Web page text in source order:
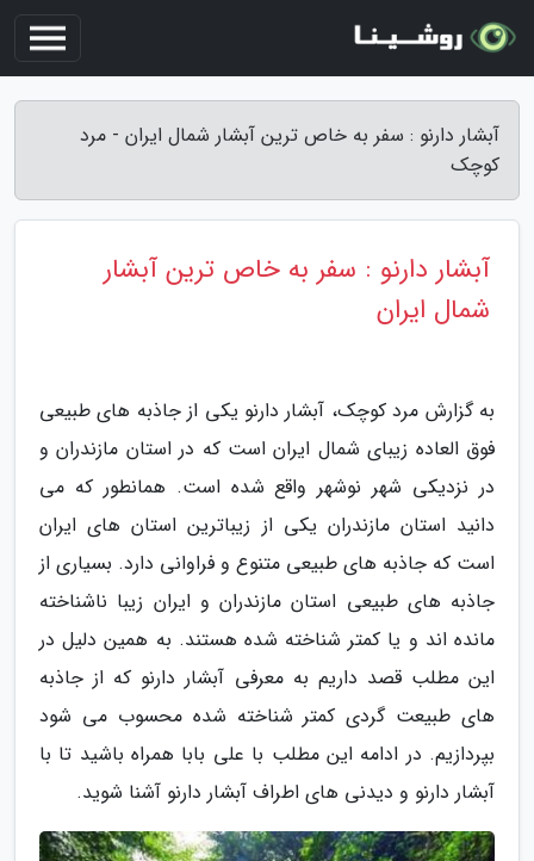
آبشار دارنو : سفر به خاص ترین آبشار شمال ایران - مرد
کوچک
آبشار دارنو : سفر به خاص ترین آبشار
شمال ایران
به گزارش مرد کوچک، آبشار دارنو یکی از جاذبه های طبیعی
فوق العاده زیبای شمال ایران است که در استان مازندران و
در نزدیکی شهر نوشهر واقع شده است. همانطور که می
دانید استان مازندران یکی از زیباترین استان های ایران
است که جاذبه های طبیعی متنوع و فراوانی دارد. بسیاری از
جاذبه های طبیعی استان مازندران و ایران زیبا ناشناخته
مانده اند و یا کمتر شناخته شده هستند. به همین دلیل در
این مطلب قصد داریم به معرفی آبشار دارنو که از جاذبه
های طبیعت گردی کمتر شناخته شده محسوب می شود
بپردازیم. در ادامه این مطلب با علی بابا همراه باشید تا با
آبشار دارنو و دیدنی های اطراف آبشار دارنو آشنا شوید.